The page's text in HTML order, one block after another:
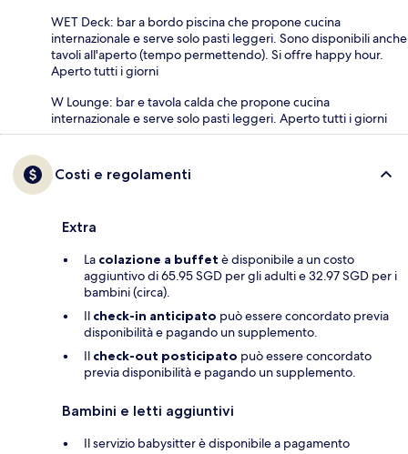
WET Deck: bar a bordo piscina che propone cucina
internazionale e serve solo pasti leggeri. Sono disponibili anche
tavoli all'aperto (tempo permettendo). Si offre happy hour.
Aperto tutti i giorni
W Lounge: bar e tavola calda che propone cucina
internazionale e serve solo pasti leggeri. Aperto tutti i giorni
Costi e regolamenti
Extra
La colazione a buffet è disponibile a un costo
aggiuntivo di 65.95 SGD per gli adulti e 32.97 SGD per i
bambini (circa).
Il check-in anticipato può essere concordato previa
disponibilità e pagando un supplemento.
Il check-out posticipato può essere concordato
previa disponibilità e pagando un supplemento.
Bambini e letti aggiuntivi
Il servizio babysitter è disponibile a pagamento